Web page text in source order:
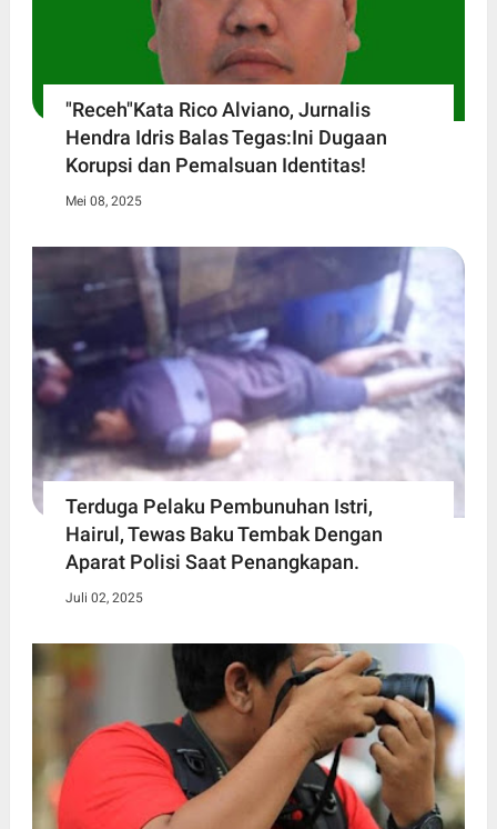
"Receh"Kata Rico Alviano, Jurnalis
Hendra Idris Balas Tegas:Ini Dugaan
Korupsi dan Pemalsuan Identitas!
Mei 08, 2025
Terduga Pelaku Pembunuhan Istri,
Hairul, Tewas Baku Tembak Dengan
Aparat Polisi Saat Penangkapan.
Juli 02, 2025